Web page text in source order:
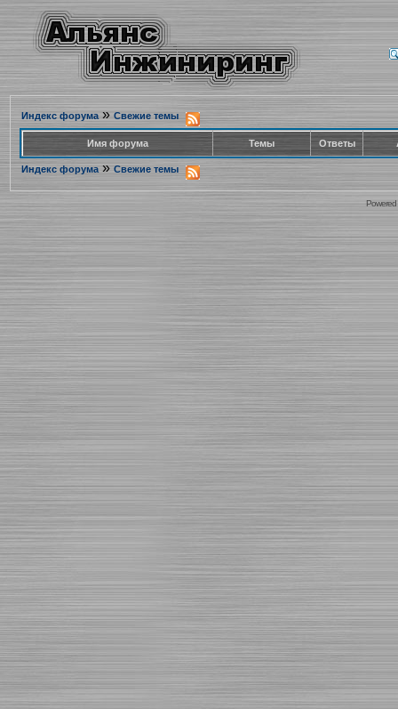
Индекс форума» Свежие темы
Имя форума Темы Ответы
Индекс форума » Свежие темы